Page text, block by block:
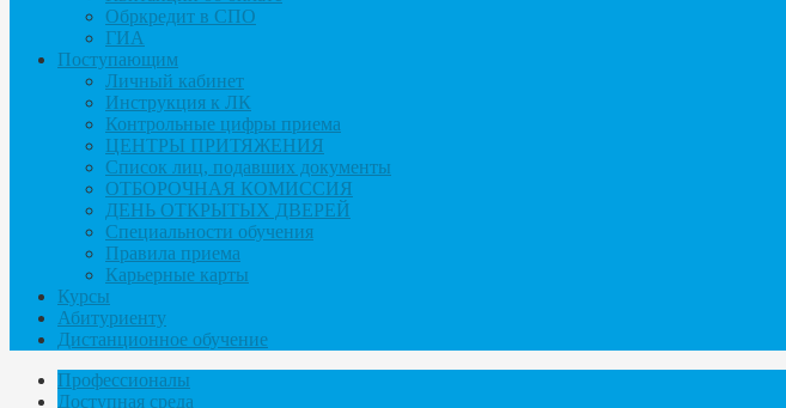
Обркредит в СПО
ГИА
Поступающим
Личный кабинет
Инструкция к ЛК
Контрольные цифры приема
ЦЕНТРЫ ПРИТЯЖЕНИЯ
Список лиц, подавших документы
ОТБОРОЧНАЯ КОМИССИЯ
ДЕНЬ ОТКРЫТЫХ ДВЕРЕЙ
Специальности обучения
Правила приема
Карьерные карты
Курсы
Абитуриенту
Дистанционное обучение
Профессионалы
Доступная среда